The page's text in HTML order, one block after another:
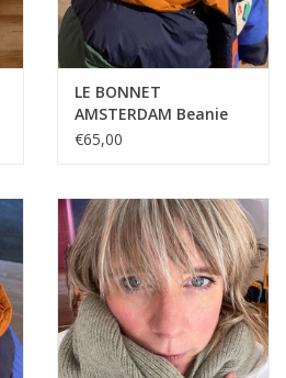
LE BONNET
AMSTERDAM Beanie
Sand
€65,00